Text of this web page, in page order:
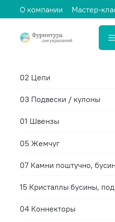
О компании Мастер-
02 Цепи
03 Подвески / кулоны
01 Швензы
05 Жемчуг
07 Камни поштучно,
15 Кристаллы бусины,
04 Коннекторы